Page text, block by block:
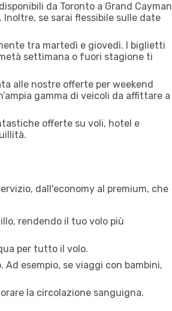
da Toronto a Grand Cayman
se sarai flessibile sulle date
tra martedì e giovedì. I biglietti
settimana o fuori stagione ti
alle nostre offerte per weekend
gamma di veicoli da affittare a
offerte su voli, hotel e
dall'economy al premium, che
rendendo il tuo volo più
per tutto il volo.
Ad esempio, se viaggi con bambini,
la circolazione sanguigna.